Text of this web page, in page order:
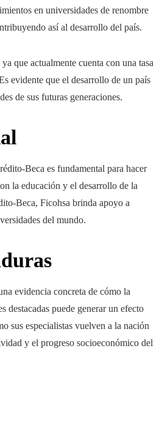
en universidades de renombre
así al desarrollo del país.
que actualmente cuenta con una tasa
evidente que el desarrollo de un país
de sus futuras generaciones.
Beca es fundamental para hacer
la educación y el desarrollo de la
Beca, Ficohsa brinda apoyo a
del mundo.
evidencia concreta de cómo la
destacadas puede generar un efecto
sus especialistas vuelven a la nación
y el progreso socioeconómico del